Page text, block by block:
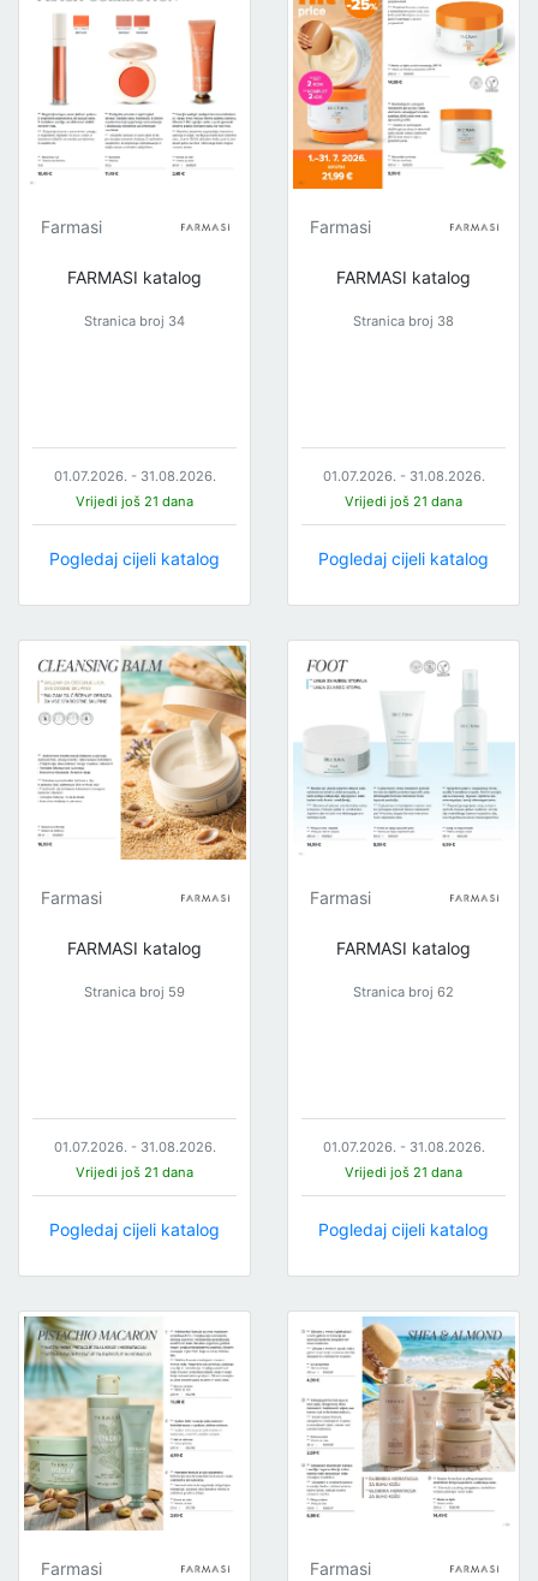
Farmasi
FARMASI katalog
Stranica broj 34
01.07.2026. - 31.08.2026.
Vrijedi još 21 dana
Pogledaj cijeli katalog
Farmasi
FARMASI katalog
Stranica broj 38
01.07.2026. - 31.08.2026.
Vrijedi još 21 dana
Pogledaj cijeli katalog
Farmasi
FARMASI katalog
Stranica broj 59
01.07.2026. - 31.08.2026.
Vrijedi još 21 dana
Pogledaj cijeli katalog
Farmasi
FARMASI katalog
Stranica broj 62
01.07.2026. - 31.08.2026.
Vrijedi još 21 dana
Pogledaj cijeli katalog
Farmasi Farmasi